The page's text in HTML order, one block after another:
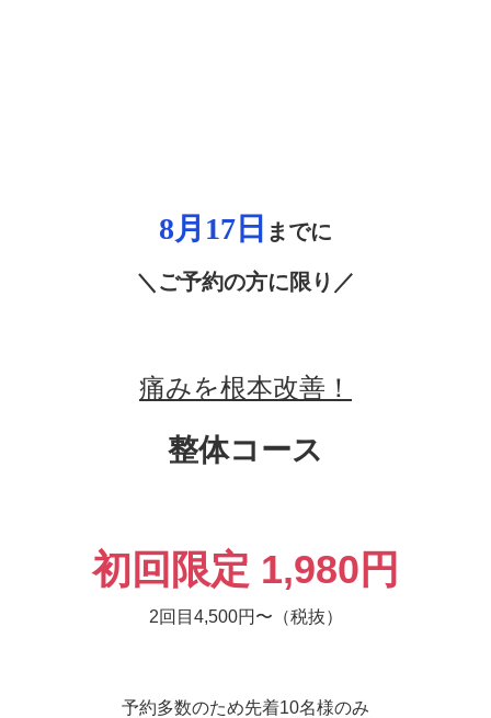
8月17 日 までに
＼ご予約の方に限り／
痛みを根本改善！
整体コース
初回限定 1,980円
2回目4,500円〜（税抜）
予約多数のため先着10名様のみ